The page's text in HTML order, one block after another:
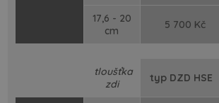
17,6 - 20
cm
5 700 Kč
tloušťka
zdi
typ DZD HSE